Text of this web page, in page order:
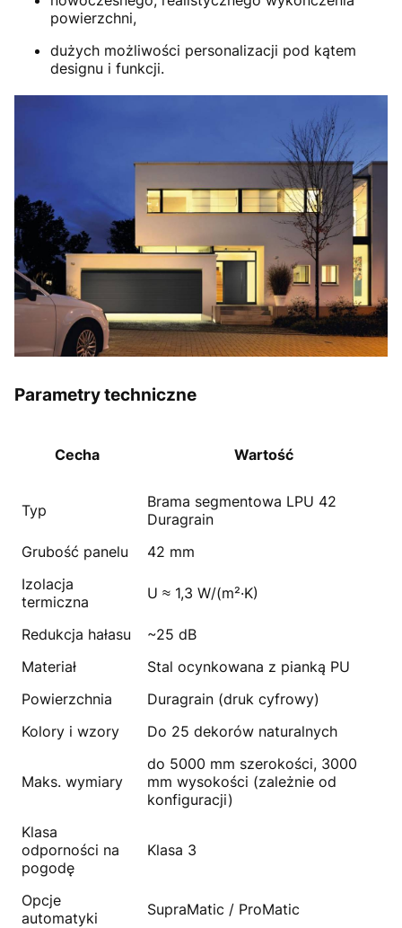
powierzchni,
dużych możliwości personalizacji pod kątem
designu i funkcji.
Parametry techniczne
Cecha Wartość
Typ
Brama segmentowa LPU 42
Duragrain
Grubość panelu
42 mm
Izolacja
termiczna
U ≈ 1,3 W/(m²·K)
Redukcja hałasu
~25 dB
Materiał
Stal ocynkowana z pianką PU
Powierzchnia
Duragrain (druk cyfrowy)
Kolory i wzory
Do 25 dekorów naturalnych
Maks. wymiary
do 5000 mm szerokości, 3000
mm wysokości (zależnie od
konfiguracji)
Klasa
odporności na
pogodę
Klasa 3
Opcje
automatyki
SupraMatic / ProMatic